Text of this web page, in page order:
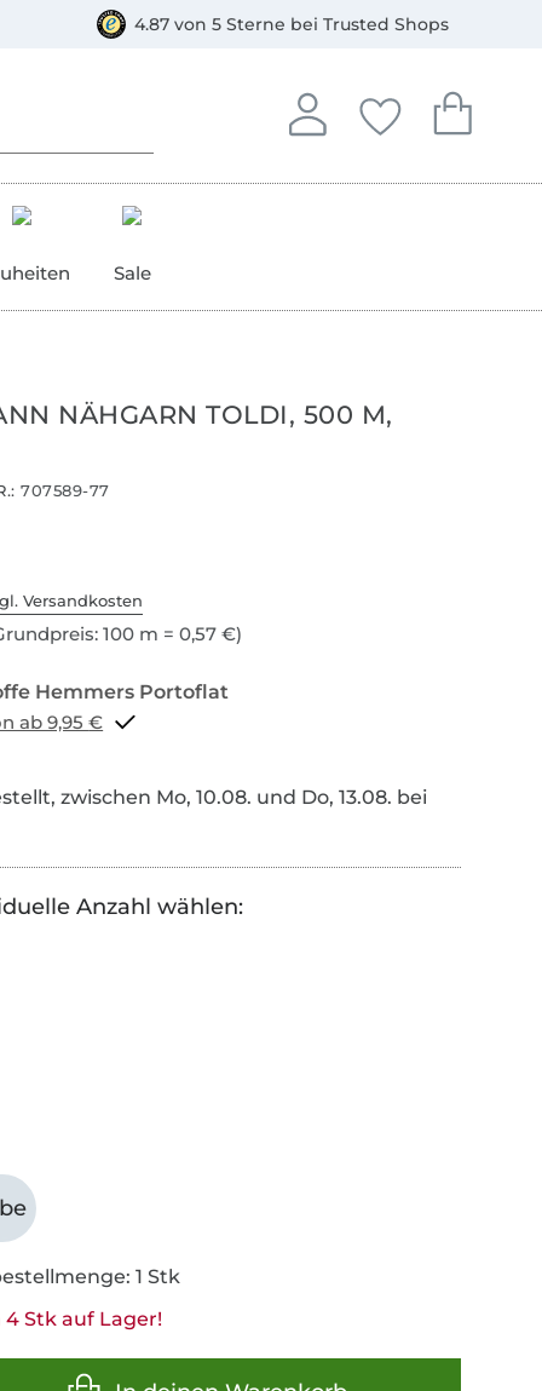
4.87 von 5 Sterne bei Trusted Shops
Anmelden
In deinem Konto
Deine
Du hast keine
Dein
Du hast
Sale
NÄHGARN TOLDI, 500 M,
707589-77
Versandkosten
100 m = 0,57 €)
Portoflat schon ab 9,95 €
zwischen Mo, 10.08. und Do, 13.08. bei
Anzahl wählen:
1 Stk
Stk auf Lager!